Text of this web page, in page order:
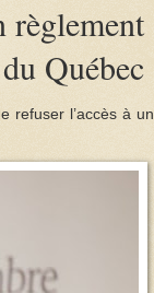
règlement
Québec
refuser l’accès à un